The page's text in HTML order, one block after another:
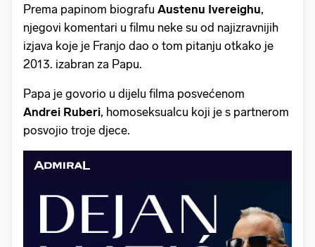
Prema papinom biografu Austenu Ivereighu,
njegovi komentari u filmu neke su od najizravnijih
izjava koje je Franjo dao o tom pitanju otkako je
2013. izabran za Papu.
Papa je govorio u dijelu filma posvećenom
Andrei Ruberi, homoseksualcu koji je s partnerom
posvojio troje djece.